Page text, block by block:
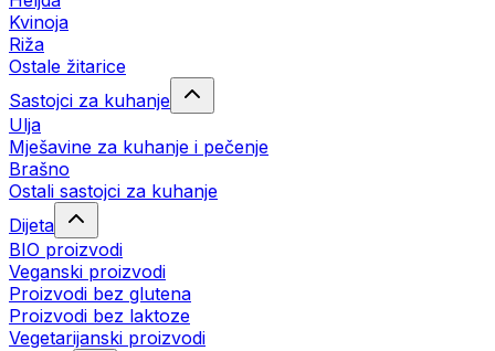
Kvinoja
Riža
Ostale žitarice
Sastojci za kuhanje
Ulja
Mješavine za kuhanje i pečenje
Brašno
Ostali sastojci za kuhanje
Dijeta
BIO proizvodi
Veganski proizvodi
Proizvodi bez glutena
Proizvodi bez laktoze
Vegetarijanski proizvodi